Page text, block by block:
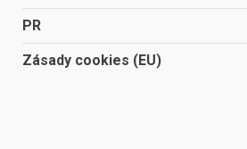
PR
Zásady cookies (EU)